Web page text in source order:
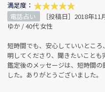
満足度：
電話占い
［投稿日］2018年11
ゆか / 40代 女性
短時間でも、安心していいとこ
明してくださり、聞きたいことも
鑑定後のメッセージは、短時間
した。ありがとうございました。